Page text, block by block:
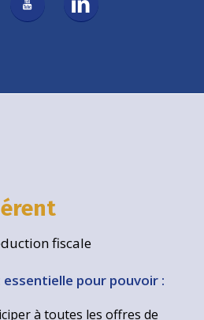
fiscale
pour pouvoir :
à toutes les offres de